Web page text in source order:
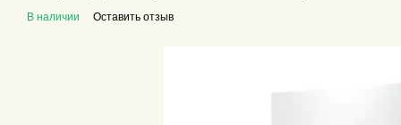
В наличии Оставить отзыв